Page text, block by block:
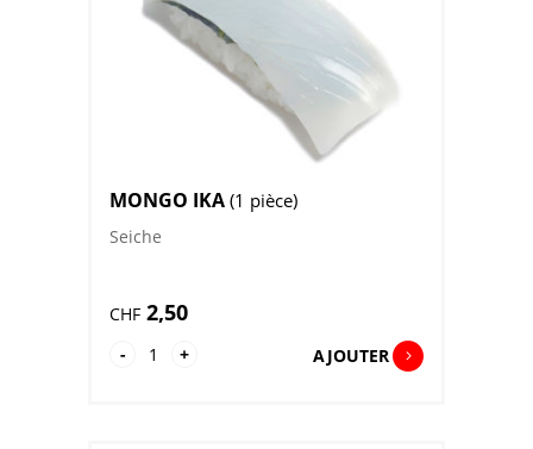
MONGO IKA (1 pièce)
Seiche
CHF 2,50
-
quantité
+ AJOUTER